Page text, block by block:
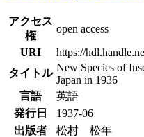
アクセス
権
open access
URI
https://
タイトル New Species of
Japan in 1936
言語
英語
発行日
1937-06
出版者
松村 松年